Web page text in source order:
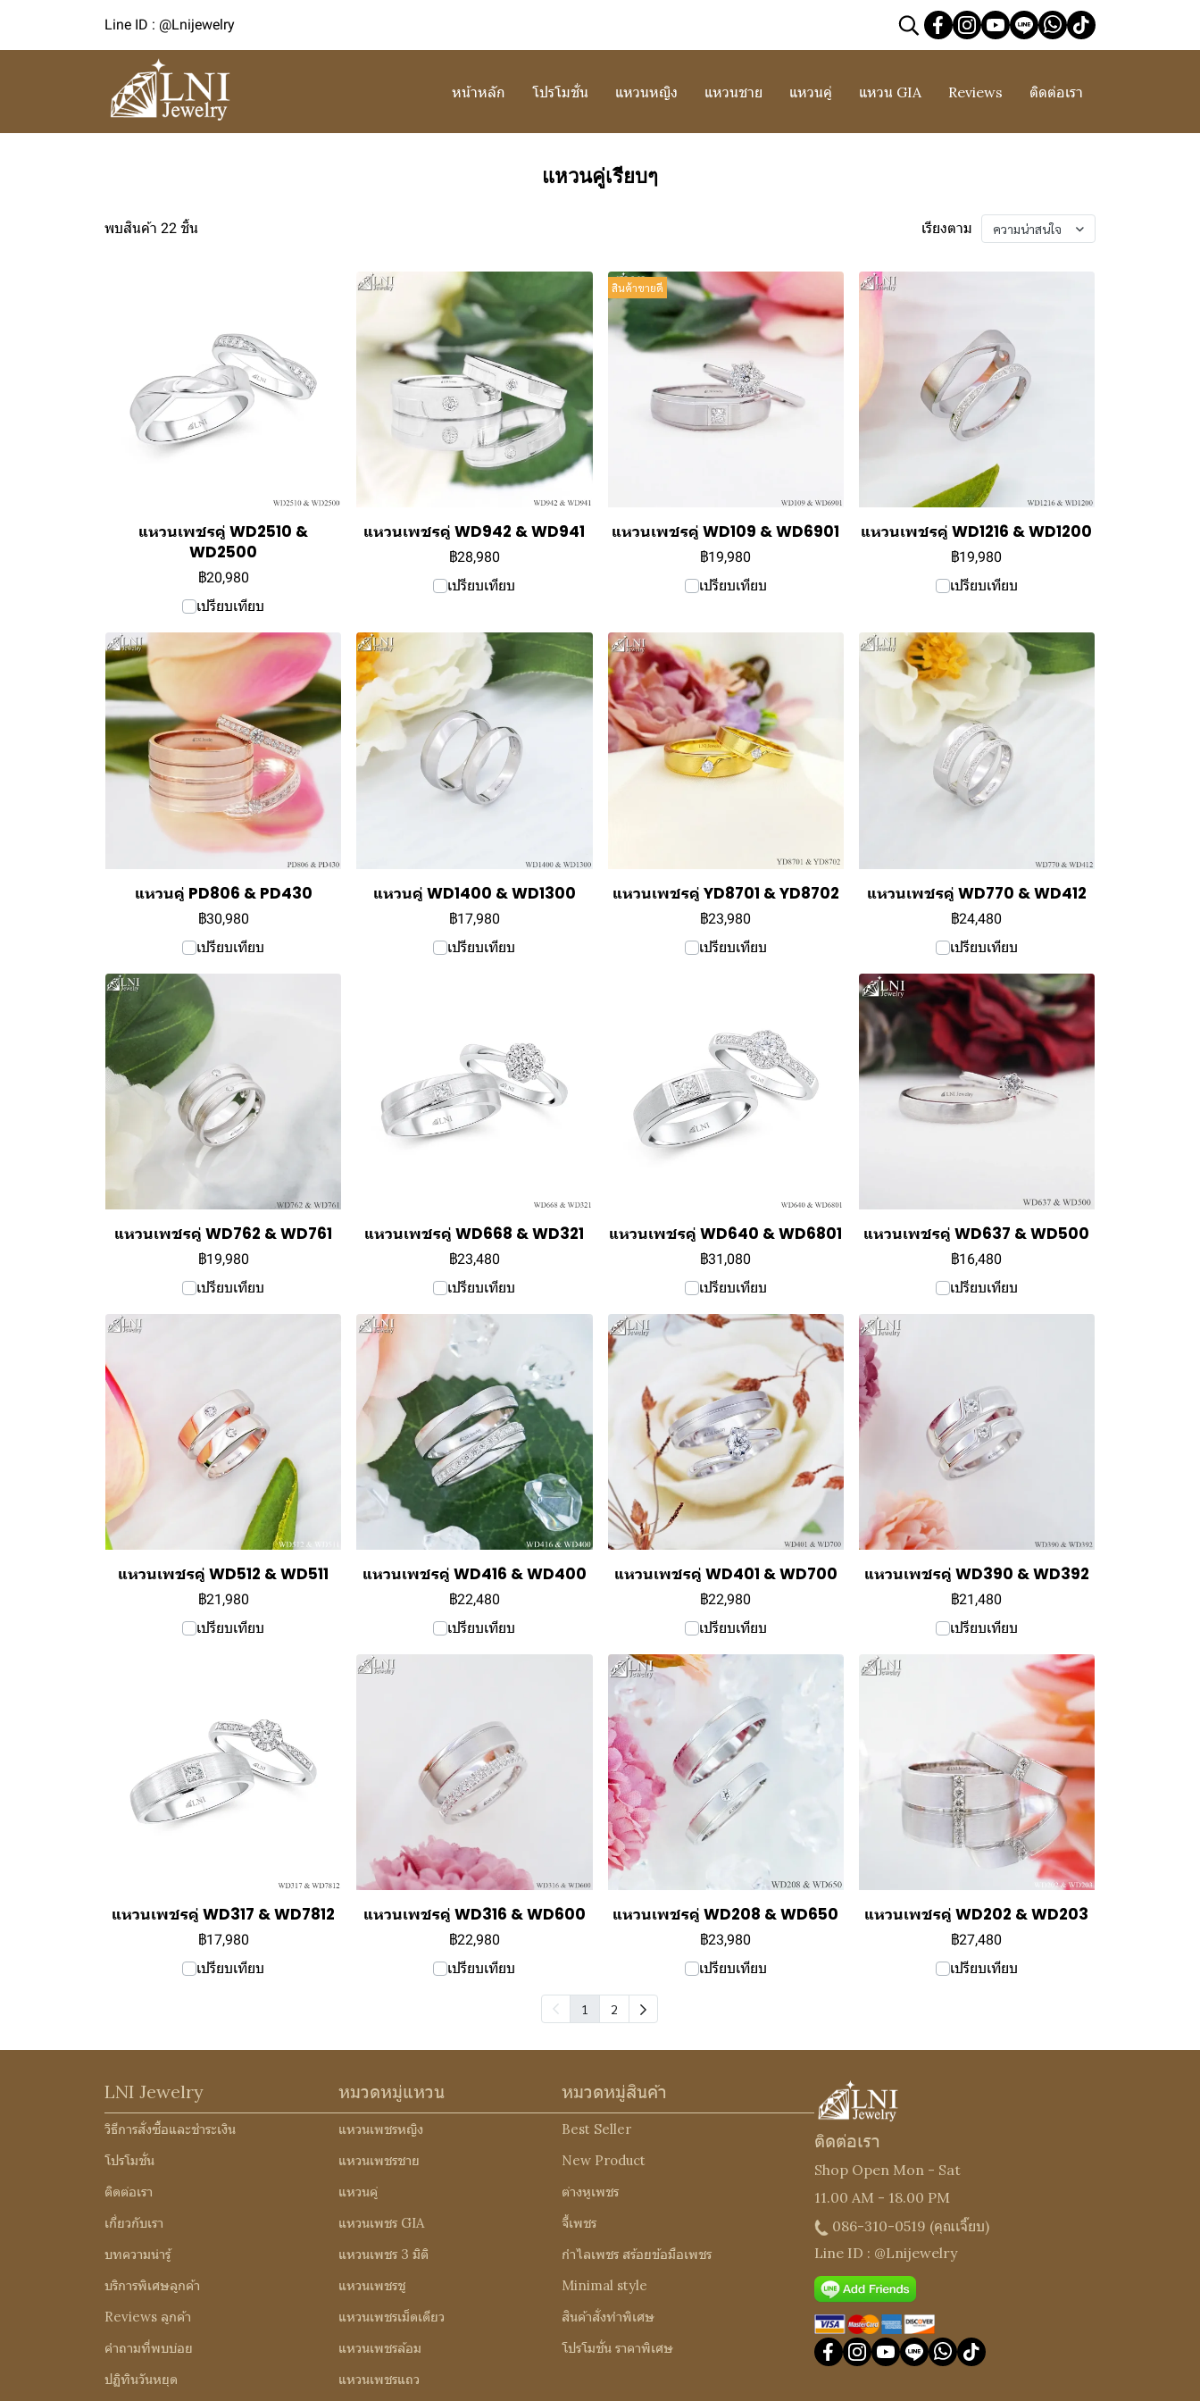
Line ID : @Lnijewelry
หน้าหลัก โปรโมชั่น แหวนหญิง แหวนชาย แหวนคู่ แหวน GIA Reviews ติดต่อเรา
แหวนคู่เรียบๆ
พบสินค้า 22 ชิ้น เรียงตาม ความน่าสนใจ
แหวนเพชรคู่ WD2510 &
WD2500
฿20,980
เปรียบเทียบ
แหวนเพชรคู่ WD942 & WD941
฿28,980
เปรียบเทียบ
สินค้าขายดี
แหวนเพชรคู่ WD109 & WD6901
฿19,980
เปรียบเทียบ
แหวนเพชรคู่ WD1216 & WD1200
฿19,980
เปรียบเทียบ
แหวนคู่ PD806 & PD430
฿30,980
เปรียบเทียบ
แหวนคู่ WD1400 & WD1300
฿17,980
เปรียบเทียบ
แหวนเพชรคู่ YD8701 & YD8702
฿23,980
เปรียบเทียบ
แหวนเพชรคู่ WD770 & WD412
฿24,480
เปรียบเทียบ
แหวนเพชรคู่ WD762 & WD761
฿19,980
เปรียบเทียบ
แหวนเพชรคู่ WD668 & WD321
฿23,480
เปรียบเทียบ
แหวนเพชรคู่ WD640 & WD6801
฿31,080
เปรียบเทียบ
แหวนเพชรคู่ WD637 & WD500
฿16,480
เปรียบเทียบ
แหวนเพชรคู่ WD512 & WD511
฿21,980
เปรียบเทียบ
แหวนเพชรคู่ WD416 & WD400
฿22,480
เปรียบเทียบ
แหวนเพชรคู่ WD401 & WD700
฿22,980
เปรียบเทียบ
แหวนเพชรคู่ WD390 & WD392
฿21,480
เปรียบเทียบ
แหวนเพชรคู่ WD317 & WD7812
฿17,980
เปรียบเทียบ
แหวนเพชรคู่ WD316 & WD600
฿22,980
เปรียบเทียบ
แหวนเพชรคู่ WD208 & WD650
฿23,980
เปรียบเทียบ
แหวนเพชรคู่ WD202 & WD203
฿27,480
เปรียบเทียบ
1 2
LNI Jewelry
วิธีการสั่งซื้อและชำระเงิน
โปรโมชั่น
ติดต่อเรา
เกี่ยวกับเรา
บทความน่ารู้
บริการพิเศษลูกค้า
Reviews ลูกค้า
คำถามที่พบบ่อย
ปฏิทินวันหยุด
หมวดหมู่แหวน
แหวนเพชรหญิง
แหวนเพชรชาย
แหวนคู่
แหวนเพชร GIA
แหวนเพชร 3 มิติ
แหวนเพชรชู
แหวนเพชรเม็ดเดียว
แหวนเพชรล้อม
แหวนเพชรแถว
หมวดหมู่สินค้า
Best Seller
New Product
ต่างหูเพชร
จี้เพชร
กำไลเพชร สร้อยข้อมือเพชร
Minimal style
สินค้าสั่งทำพิเศษ
โปรโมชั่น ราคาพิเศษ
ติดต่อเรา
Shop Open Mon - Sat
11.00 AM - 18.00 PM
086-310-0519 (คุณเจี๊ยบ)
Line ID : @Lnijewelry